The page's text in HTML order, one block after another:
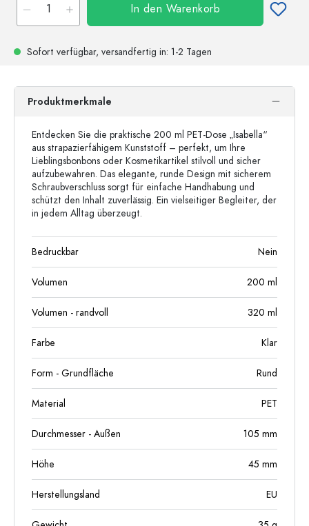
In den Warenkorb
Sofort verfügbar, versandfertig in: 1-2 Tagen
Produktmerkmale
Entdecken Sie die praktische 200 ml PET-Dose „Isabella“
aus strapazierfähigem Kunststoff – perfekt, um Ihre
Lieblingsbonbons oder Kosmetikartikel stilvoll und sicher
aufzubewahren. Das elegante, runde Design mit sicherem
Schraubverschluss sorgt für einfache Handhabung und
schützt den Inhalt zuverlässig. Ein vielseitiger Begleiter, der
in jedem Alltag überzeugt.
Bedruckbar Nein
Volumen 200 ml
Volumen - randvoll 320 ml
Farbe Klar
Form - Grundfläche Rund
Material PET
Durchmesser - Außen 105 mm
Höhe 45 mm
Herstellungsland EU